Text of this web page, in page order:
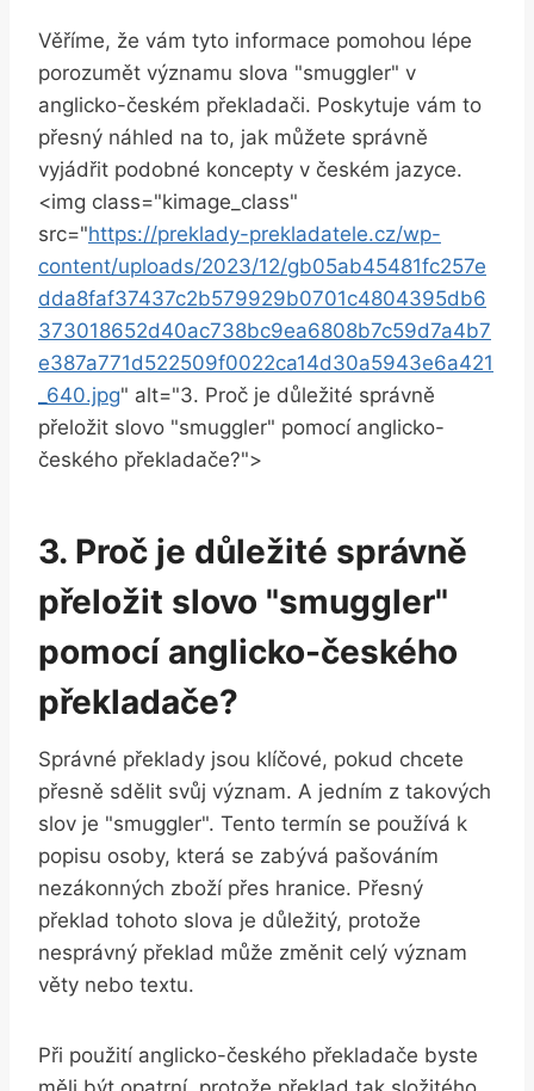
Věříme, že vám tyto informace pomohou lépe
porozumět významu slova "smuggler" v
anglicko-českém překladači. Poskytuje vám to
přesný náhled na to, jak můžete správně
vyjádřit podobné koncepty v českém jazyce.
<img class="kimage_class"
src="https://preklady-prekladatele.cz/wp-
content/uploads/2023/12/gb05ab45481fc257e
dda8faf37437c2b579929b0701c4804395db6
373018652d40ac738bc9ea6808b7c59d7a4b7
e387a771d522509f0022ca14d30a5943e6a421
_640.jpg" alt="3. Proč je důležité správně
přeložit slovo "smuggler" pomocí anglicko-
českého překladače?">
3. Proč je důležité správně
přeložit slovo "smuggler"
pomocí anglicko-českého
překladače?
Správné překlady jsou klíčové, pokud chcete
přesně sdělit svůj význam. A jedním z takových
slov je "smuggler". Tento termín se používá k
popisu osoby, která se zabývá pašováním
nezákonných zboží přes hranice. Přesný
překlad tohoto slova je důležitý, protože
nesprávný překlad může změnit celý význam
věty nebo textu.
Při použití anglicko-českého překladače byste